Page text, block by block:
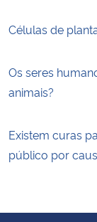
Células de
Os seres
animais?
Existem curas
público por